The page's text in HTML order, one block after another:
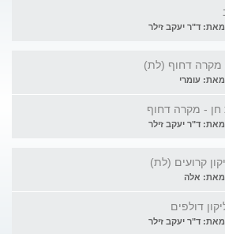
מקרה דחוף (לת)
קרועים (לת)
דולפים